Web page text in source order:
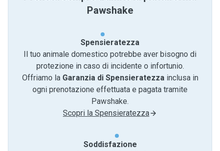
Pawshake
Spensieratezza
Il tuo animale domestico potrebbe aver bisogno di
protezione in caso di incidente o infortunio.
Offriamo la Garanzia di Spensieratezzainclusa in
ogni prenotazione effettuata e pagata tramite
Pawshake.
Scopri la Spensieratezza
Soddisfazione